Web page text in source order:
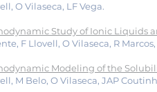
O Vilaseca, LF Vega.
Study of Ionic Liquids
F Llovell, O Vilaseca, R Marcos,
Modeling of the
M Belo, O Vilaseca, JAP